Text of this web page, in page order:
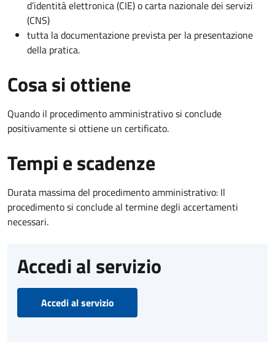
d’identità elettronica (CIE) o carta nazionale dei servizi
(CNS)
tutta la documentazione prevista per la presentazione
della pratica.
Cosa si ottiene
Quando il procedimento amministrativo si conclude
positivamente si ottiene un certificato.
Tempi e scadenze
Durata massima del procedimento amministrativo: Il
procedimento si conclude al termine degli accertamenti
necessari.
Accedi al servizio
Accedi al servizio